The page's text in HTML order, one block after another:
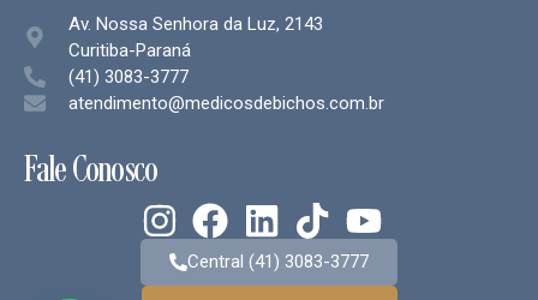
Av. Nossa Senhora da Luz, 2143
Curitiba-Paraná
(41) 3083-3777
atendimento@medicosdebichos.com.br
Fale Conosco
Central (41) 3083-3777